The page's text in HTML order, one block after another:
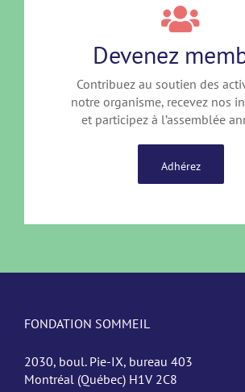
Devenez
Contribuez au soutien des
notre organisme, recevez nos
et participez à l’assemblée
Adhérez
FONDATION SOMMEIL
2030, boul. Pie-IX, bureau 403
Montréal (Québec) H1V 2C8